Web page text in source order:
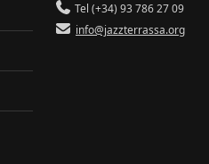
Tel (+34) 93 786 27 09
info@jazzterrassa.org